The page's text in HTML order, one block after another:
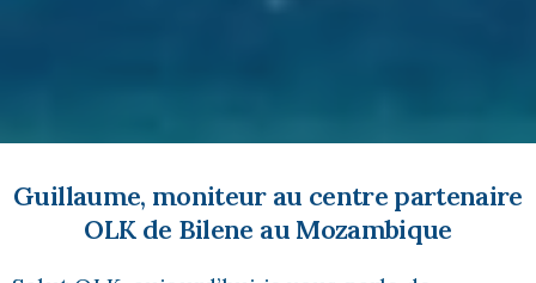
Guillaume, moniteur au centre partenaire
OLK de Bilene au Mozambique